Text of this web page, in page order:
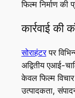
फिल्म निर्माण
कार्रवाई की
सोराहंटरपर
अद्वितीय एआई-
केवल फिल्म
उत्पादकता,